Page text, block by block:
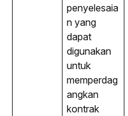
penyelesaia
n yang
dapat
digunakan
untuk
memperdag
angkan
kontrak